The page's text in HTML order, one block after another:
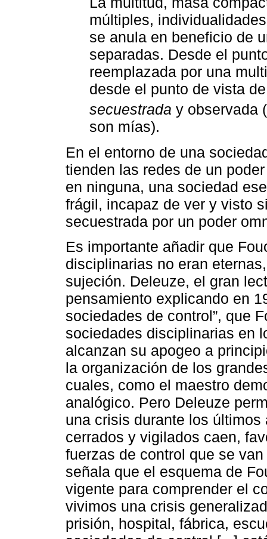
múltiples,
se anula en beneficio de
separadas. Desde el
reemplazada por una
desde el punto de vista
secuestrada y observada (
son mías).
En el entorno de una
tienden las redes de un
en ninguna, una sociedad
frágil, incapaz de ver y visto
secuestrada por un poder
Es importante añadir que
disciplinarias no eran
sujeción. Deleuze, el gran
pensamiento explicando en
sociedades de control”, que
sociedades disciplinarias en
alcanzan su apogeo a
la organización de los
cuales, como el maestro
analógico. Pero Deleuze
una crisis durante los
cerrados y vigilados caen,
fuerzas de control que se
señala que el esquema de
vigente para comprender el
vivimos una crisis
prisión, hospital, fábrica,